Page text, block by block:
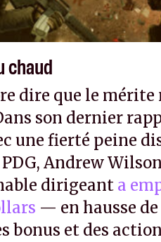
chaud
dire que le mérite
son dernier
une fierté peine
Andrew
dirigeant a
— en hausse
bonus et des